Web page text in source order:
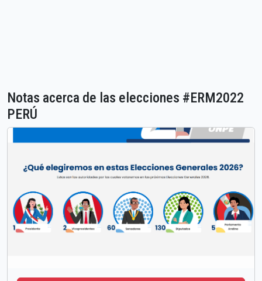
Notas acerca de las elecciones #ERM2022
PERÚ